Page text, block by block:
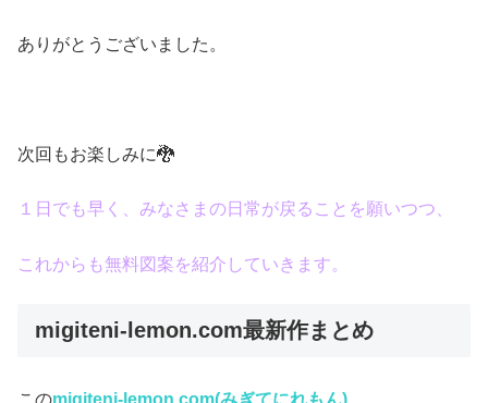
ありがとうございました。
次回もお楽しみに🐉
１日でも早く、みなさまの日常が戻ることを願いつつ、
これからも無料図案を紹介していきます。
migiteni-lemon.com最新作まとめ